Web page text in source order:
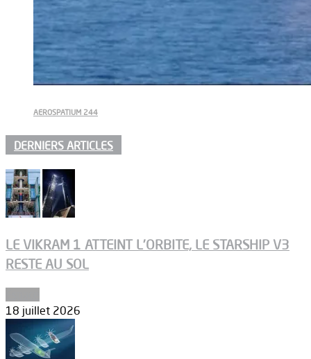
AEROSPATIUM 244
DERNIERS ARTICLES
LE VIKRAM 1 ATTEINT L’ORBITE, LE STARSHIP V3
RESTE AU SOL
18 juillet 2026